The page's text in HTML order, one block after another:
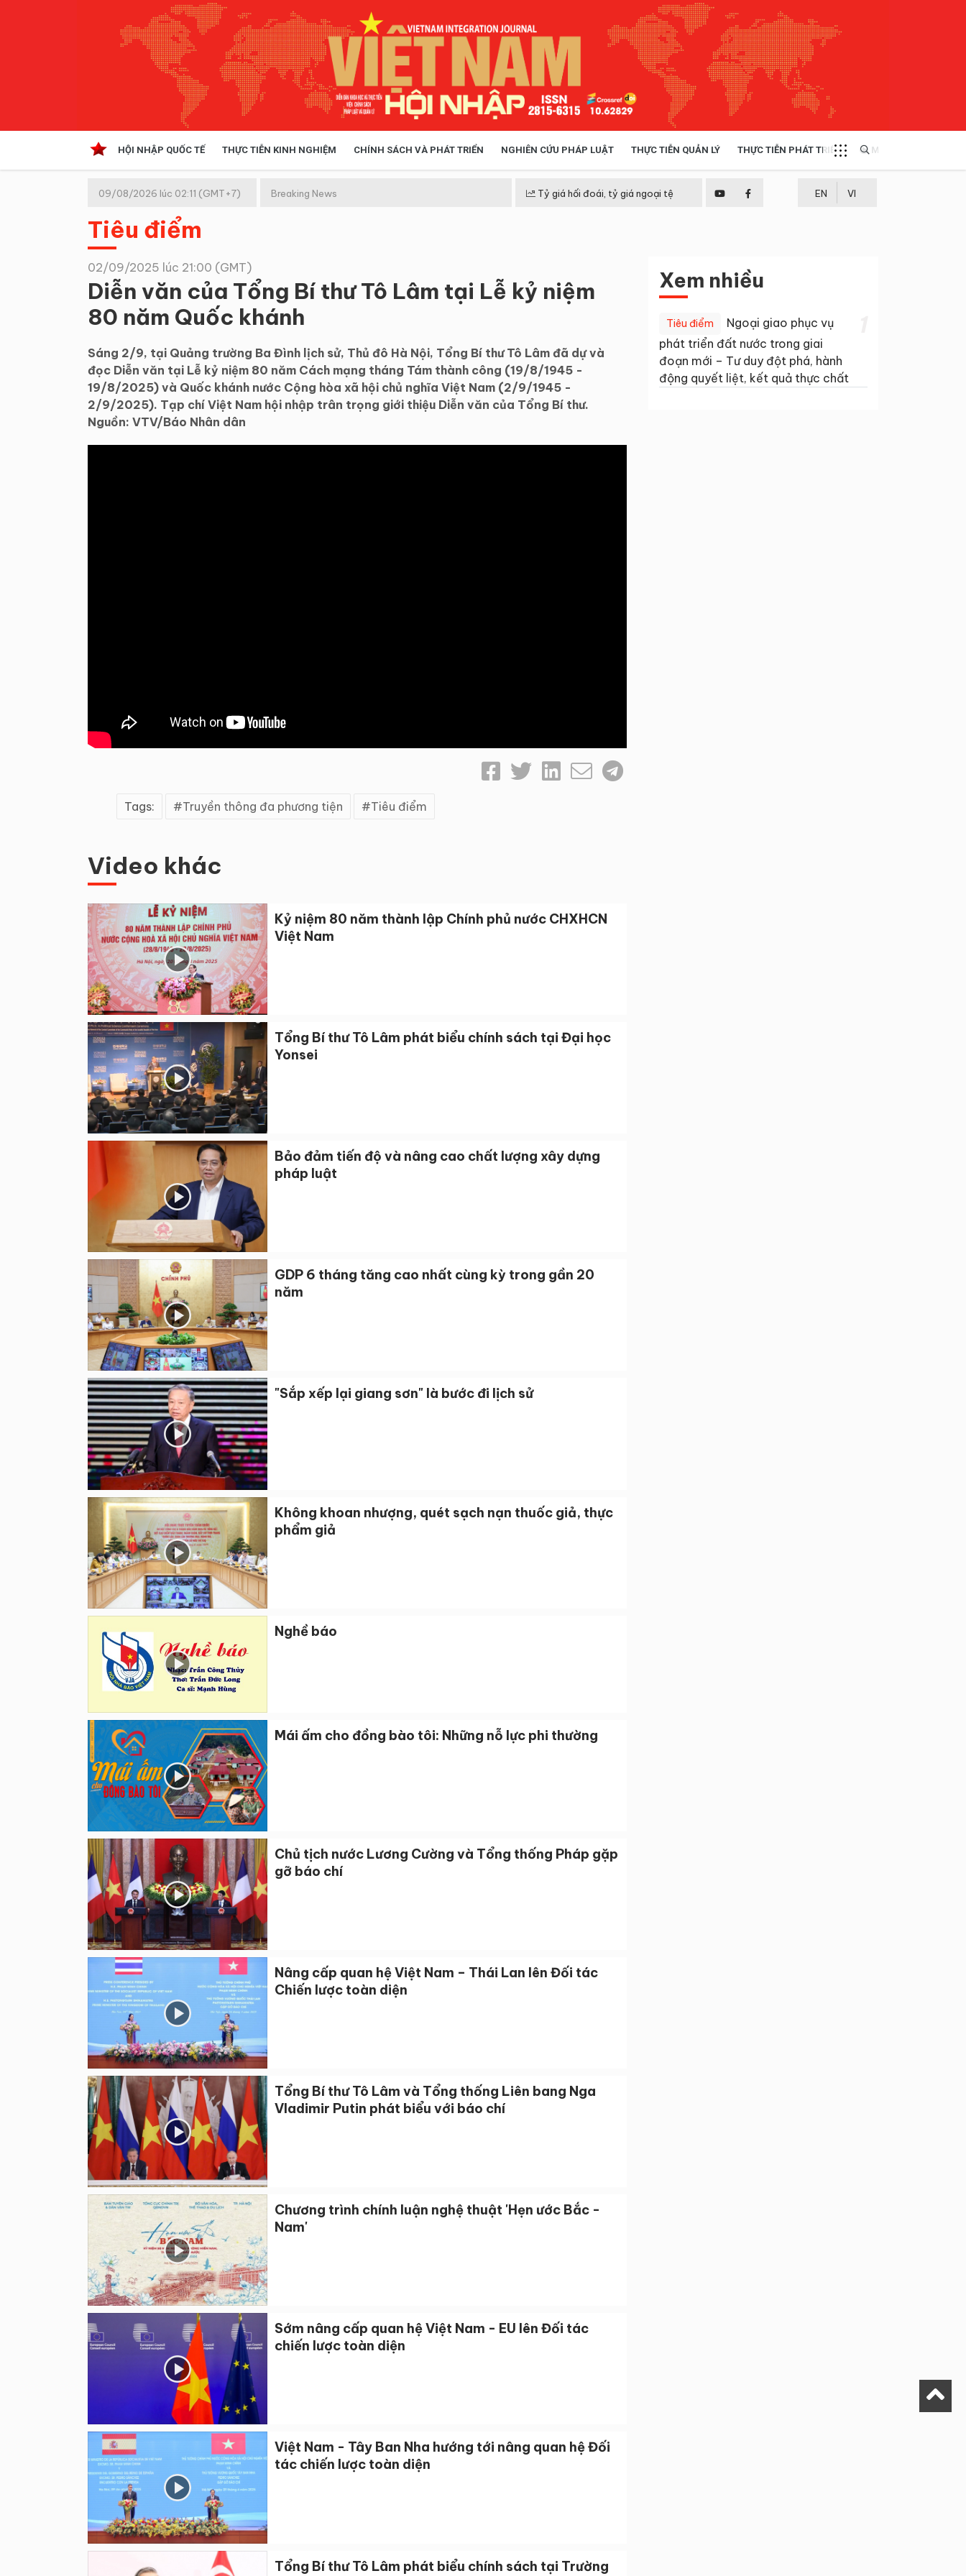
HỘI NHẬP QUỐC TẾ THỰC TIỄN KINH NGHIỆM CHÍNH SÁCH VÀ PHÁT TRIỂN NGHIÊN CỨU PHÁP LUẬT THỰC TIỄN QUẢN LÝ THỰC TIỄN PHÁT TRIỂN MULTIMEDIA
Kinh tế hội nhập
Doanh nghiệp
09/08/2026 lúc 02:11 (GMT+7) Breaking News Tỷ giá hối đoái, tỷ giá ngoại tệ EN VI
Tiêu điểm
02/09/2025 lúc 21:00 (GMT)
Diễn văn của Tổng Bí thư Tô Lâm tại Lễ kỷ niệm
80 năm Quốc khánh
Sáng 2/9, tại Quảng trường Ba Đình lịch sử, Thủ đô Hà Nội, Tổng Bí thư Tô Lâm đã dự và
đọc Diễn văn tại Lễ kỷ niệm 80 năm Cách mạng tháng Tám thành công (19/8/1945 -
19/8/2025) và Quốc khánh nước Cộng hòa xã hội chủ nghĩa Việt Nam (2/9/1945 -
2/9/2025). Tạp chí Việt Nam hội nhập trân trọng giới thiệu Diễn văn của Tổng Bí thư.
Nguồn: VTV/Báo Nhân dân
Tags: Truyền thông đa phương tiện Tiêu điểm
Video khác
Kỷ niệm 80 năm thành lập Chính phủ nước CHXHCN
Việt Nam
Tổng Bí thư Tô Lâm phát biểu chính sách tại Đại học
Yonsei
Bảo đảm tiến độ và nâng cao chất lượng xây dựng
pháp luật
GDP 6 tháng tăng cao nhất cùng kỳ trong gần 20
năm
"Sắp xếp lại giang sơn" là bước đi lịch sử
Không khoan nhượng, quét sạch nạn thuốc giả, thực
phẩm giả
Nghề báo
Mái ấm cho đồng bào tôi: Những nỗ lực phi thường
Chủ tịch nước Lương Cường và Tổng thống Pháp gặp
gỡ báo chí
Nâng cấp quan hệ Việt Nam – Thái Lan lên Đối tác
Chiến lược toàn diện
Tổng Bí thư Tô Lâm và Tổng thống Liên bang Nga
Vladimir Putin phát biểu với báo chí
Chương trình chính luận nghệ thuật 'Hẹn ước Bắc -
Nam'
Sớm nâng cấp quan hệ Việt Nam - EU lên Đối tác
chiến lược toàn diện
Việt Nam - Tây Ban Nha hướng tới nâng quan hệ Đối
tác chiến lược toàn diện
Tổng Bí thư Tô Lâm phát biểu chính sách tại Trường
Xem nhiều
Tiêu điểm
Ngoại giao phục vụ
phát triển đất nước trong giai
đoạn mới – Tư duy đột phá, hành
động quyết liệt, kết quả thực chất